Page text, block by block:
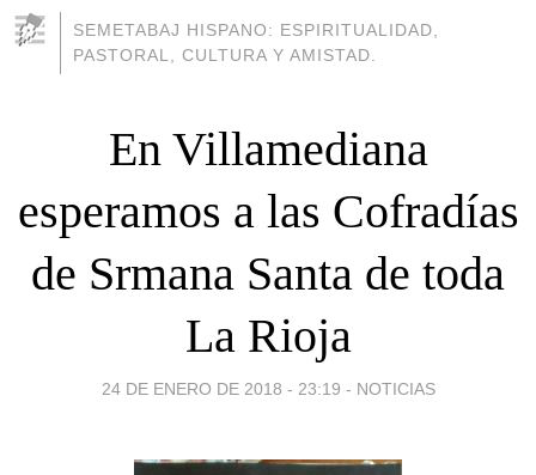
SEMETABAJ HISPANO: ESPIRITUALIDAD,
PASTORAL, CULTURA Y AMISTAD.
En Villamediana
esperamos a las Cofradías
de Srmana Santa de toda
La Rioja
24 DE ENERO DE 2018 - 23:19 - NOTICIAS